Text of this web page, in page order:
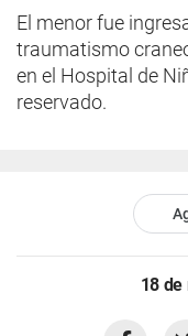
El menor fue
traumatismo
en el Hospital de
reservado.
18